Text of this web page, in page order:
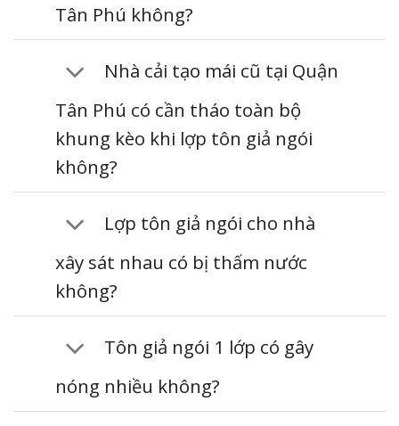
Tân Phú không?
Nhà cải tạo mái cũ tại Quận
Tân Phú có cần tháo toàn bộ
khung kèo khi lợp tôn giả ngói
không?
Lợp tôn giả ngói cho nhà
xây sát nhau có bị thấm nước
không?
Tôn giả ngói 1 lớp có gây
nóng nhiều không?